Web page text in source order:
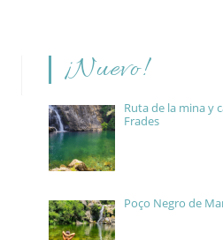
¡Nuevo!
Ruta de la mina y
Frades
Poço Negro de